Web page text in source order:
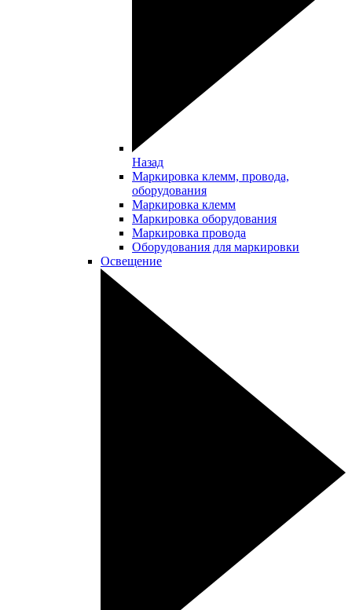
Назад
Маркировка клемм, провода,
оборудования
Маркировка клемм
Маркировка оборудования
Маркировка провода
Оборудования для маркировки
Освещение